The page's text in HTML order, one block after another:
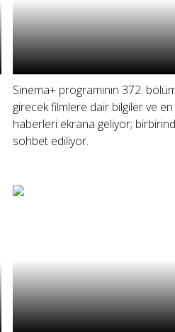
Sinema+ programının 372.
girecek filmlere dair bilgiler ve
haberleri ekrana geliyor;
sohbet ediliyor.